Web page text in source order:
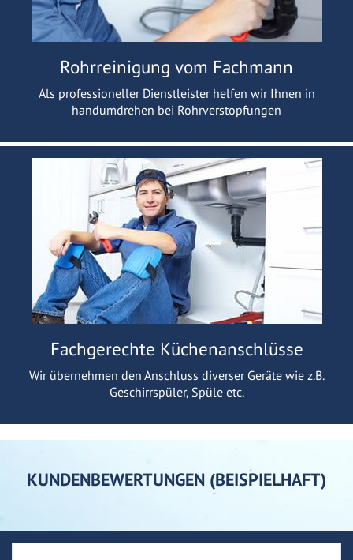
Rohrreinigung vom Fachmann
Als professioneller Dienstleister helfen wir Ihnen in
handumdrehen bei Rohrverstopfungen
Fachgerechte Küchenanschlüsse
Wir übernehmen den Anschluss diverser Geräte wie z.B.
Geschirrspüler, Spüle etc.
KUNDENBEWERTUNGEN (BEISPIELHAFT)